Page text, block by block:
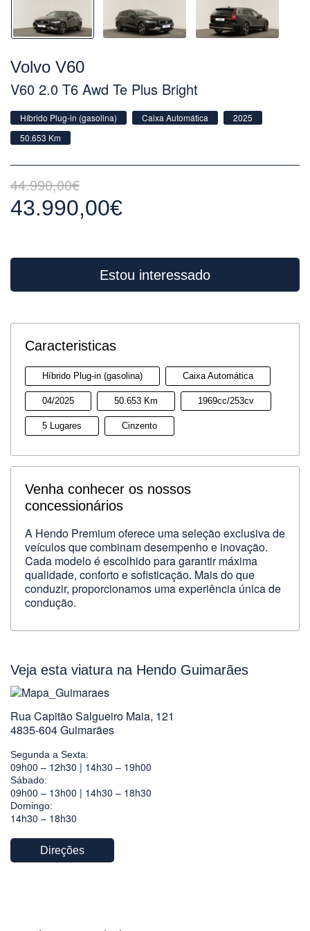
Volvo V60
V60 2.0 T6 Awd Te Plus Bright
Híbrido Plug-in (gasolina) Caixa Automática
2025
50.653 Km
44.990,00€
43.990,00€
Estou interessado
Caracteristicas
Híbrido Plug-in (gasolina) Caixa Automática
04/2025 50.653 Km 1969cc/253cv
5 Lugares Cinzento
Venha conhecer os nossos
concessionários
A Hendo Premium oferece uma seleção exclusiva de
veículos que combinam desempenho e inovação.
Cada modelo é escolhido para garantir máxima
qualidade, conforto e sofisticação. Mais do que
conduzir, proporcionamos uma experiência única de
condução.
Veja esta viatura na Hendo Guimarães
Rua Capitão Salgueiro Maia, 121
4835-604 Guimarães
Segunda a Sexta:
09h00 – 12h30 | 14h30 – 19h00
Sábado:
09h00 – 13h00 | 14h30 – 18h30
Domingo:
14h30 – 18h30
Direções